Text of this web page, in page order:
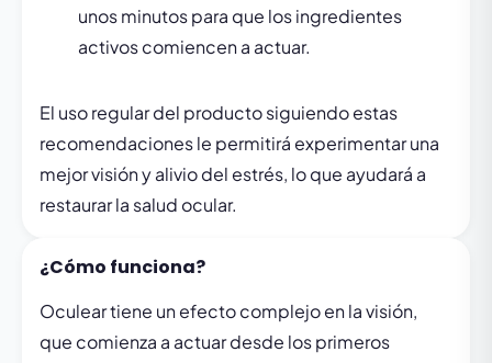
unos minutos para que los ingredientes
activos comiencen a actuar.
El uso regular del producto siguiendo estas
recomendaciones le permitirá experimentar una
mejor visión y alivio del estrés, lo que ayudará a
restaurar la salud ocular.
¿Cómo funciona?
Oculear tiene un efecto complejo en la visión,
que comienza a actuar desde los primeros